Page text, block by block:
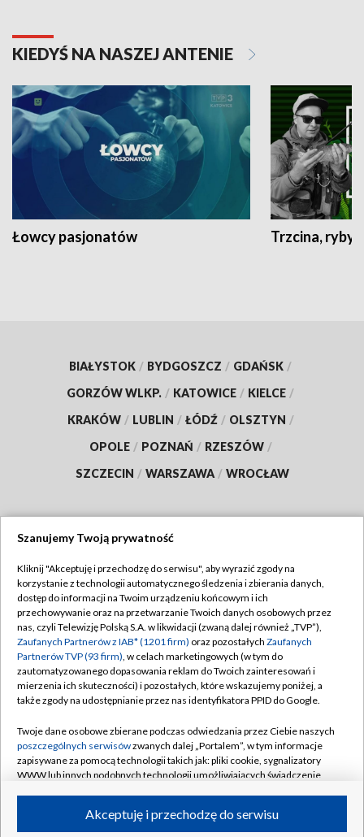
KIEDYŚ NA NASZEJ ANTENIE
Łowcy pasjonatów Trzcina, ryby
BIAŁYSTOK / BYDGOSZCZ / GDAŃSK /
GORZÓW WLKP. / KATOWICE / KIELCE /
KRAKÓW / LUBLIN / ŁÓDŹ / OLSZTYN /
OPOLE / POZNAŃ / RZESZÓW /
SZCZECIN / WARSZAWA / WROCŁAW
TVP
Abonament TVP
Emisja w TVP
Centrum informacji TVP
Naziemna Telewizja Cyfrowa
Rada Programowa
System NOS
Informacje o nadawcy
Program dla prasy
Regulamin TVP
Polityka prywatności
Moje zgody
Pomoc
Kontakt
Kanały
Szanujemy Twoją prywatność
Kliknij "Akceptuję i przechodzę do serwisu", aby wyrazić zgody na
korzystanie z technologii automatycznego śledzenia i zbierania danych,
dostęp do informacji na Twoim urządzeniu końcowym i ich
przechowywanie oraz na przetwarzanie Twoich danych osobowych przez
nas, czyli Telewizję Polską S.A. w likwidacji (zwaną dalej również „TVP”),
Zaufanych Partnerów z IAB* (1201 firm) oraz pozostałych Zaufanych
Partnerów TVP (93 firm), w celach marketingowych (w tym do
zautomatyzowanego dopasowania reklam do Twoich zainteresowań i
mierzenia ich skuteczności) i pozostałych, które wskazujemy poniżej, a
także zgody na udostępnianie przez nas identyfikatora PPID do Google.
Twoje dane osobowe zbierane podczas odwiedzania przez Ciebie naszych
poszczególnych serwisówzwanych dalej „Portalem”, w tym informacje
zapisywane za pomocą technologii takich jak: pliki cookie, sygnalizatory
WWW lub innych podobnych technologii umożliwiających świadczenie
ruchu w Internecie.Akceptuję i przechodzę do serwisu